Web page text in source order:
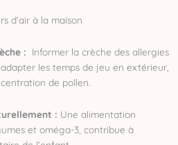
d’air à la maison
: Informer la crèche des allergies
les temps de jeu en extérieur,
de pollen.
: Une alimentation
et oméga-3, contribue à